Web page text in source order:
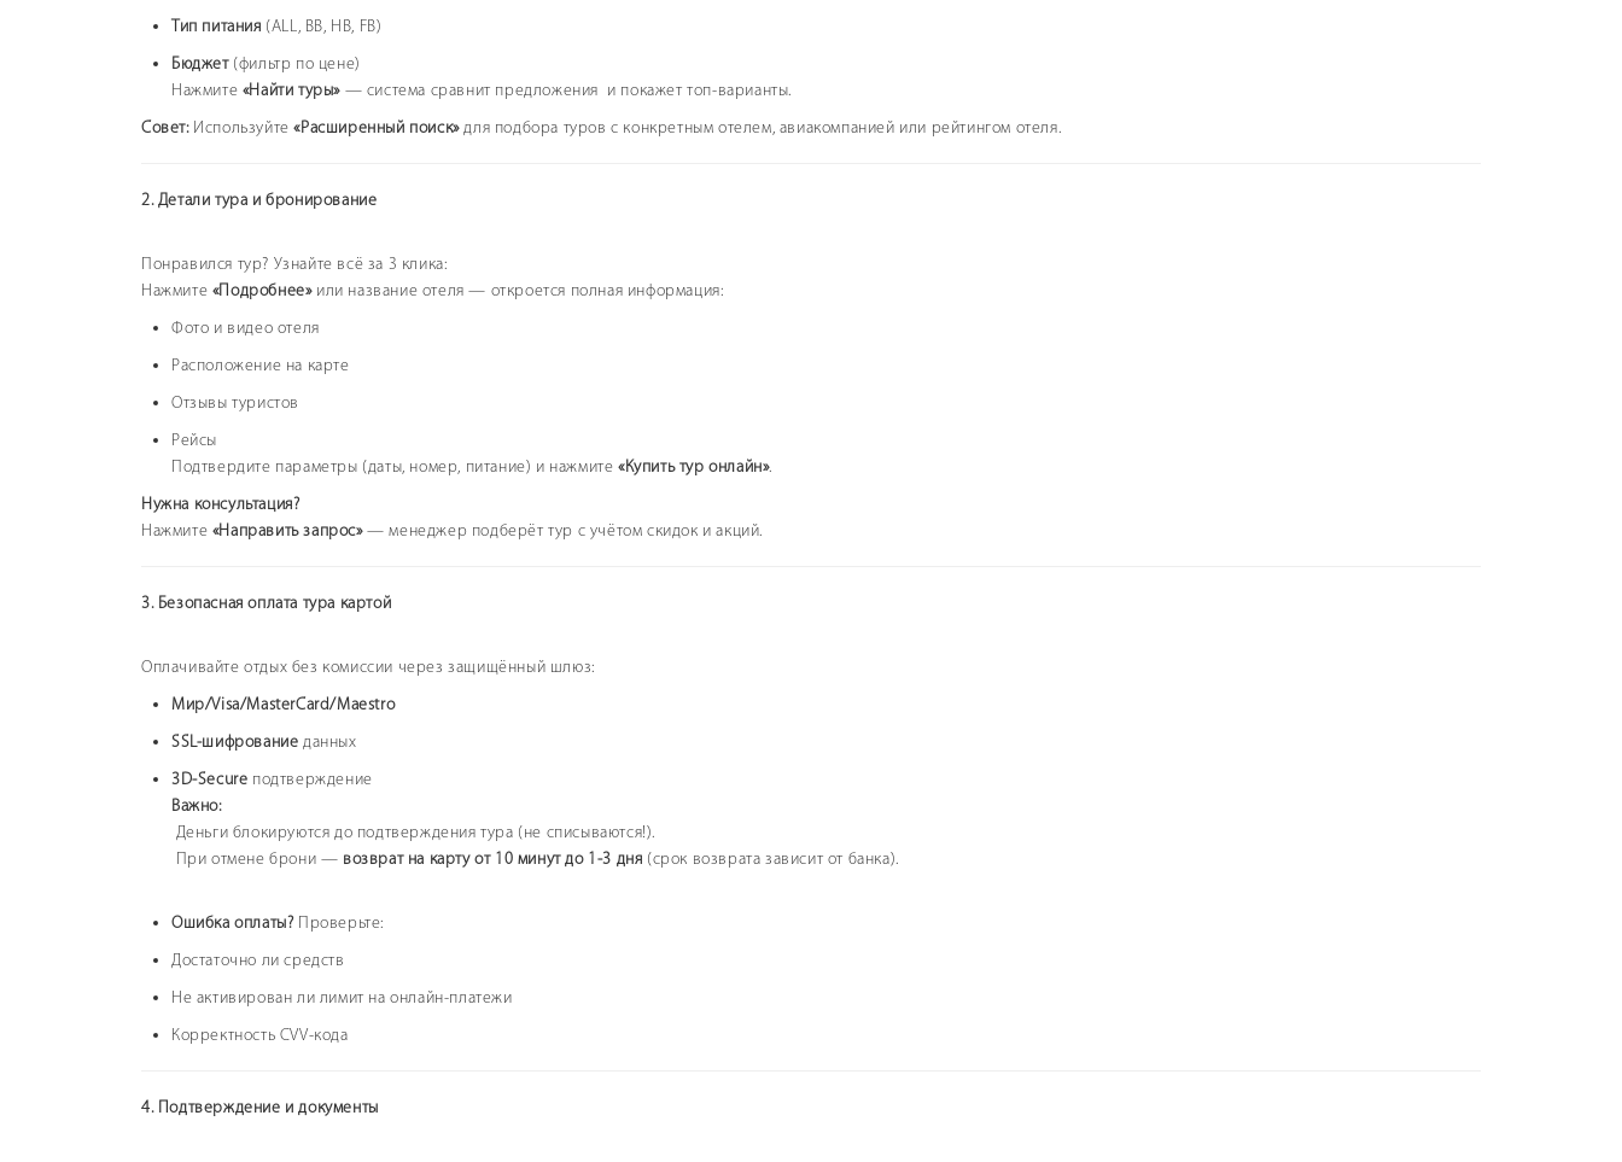
Тип питания (ALL, BB, HB, FB)
Бюджет(фильтр по цене)
Нажмите «Найти туры» — система сравнит предложения и покажет топ-варианты.
Совет:Используйте«Расширенный поиск»для подбора туров с конкретным отелем, авиакомпанией или рейтингом отеля.
2. Детали тура и бронирование
Понравился тур? Узнайте всё за 3 клика:
Нажмите «Подробнее»или название отеля — откроется полная информация:
Фото и видео отеля
Расположение на карте
Отзывы туристов
Рейсы
Подтвердите параметры (даты, номер, питание) и нажмите «Купить тур онлайн».
Нужна консультация?
Нажмите «Направить запрос»— менеджер подберёт тур с учётом скидок и акций.
3. Безопасная оплата тура картой
Оплачивайте отдых без комиссии через защищённый шлюз:
Мир/Visa/MasterCard/Maestro
SSL-шифрование данных
3D-Secure подтверждение
Важно:
Деньги блокируются до подтверждения тура (не списываются!).
При отмене брони — возврат на карту от 10 минут до 1-3 дня (срок возврата зависит от банка).
Ошибка оплаты?Проверьте:
Достаточно ли средств
Не активирован ли лимит на онлайн-платежи
Корректность CVV-кода
4. Подтверждение и документы